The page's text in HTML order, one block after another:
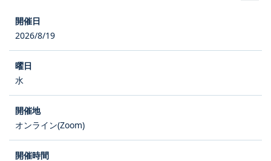
2026/8/19
水
オンライン(Zoom)